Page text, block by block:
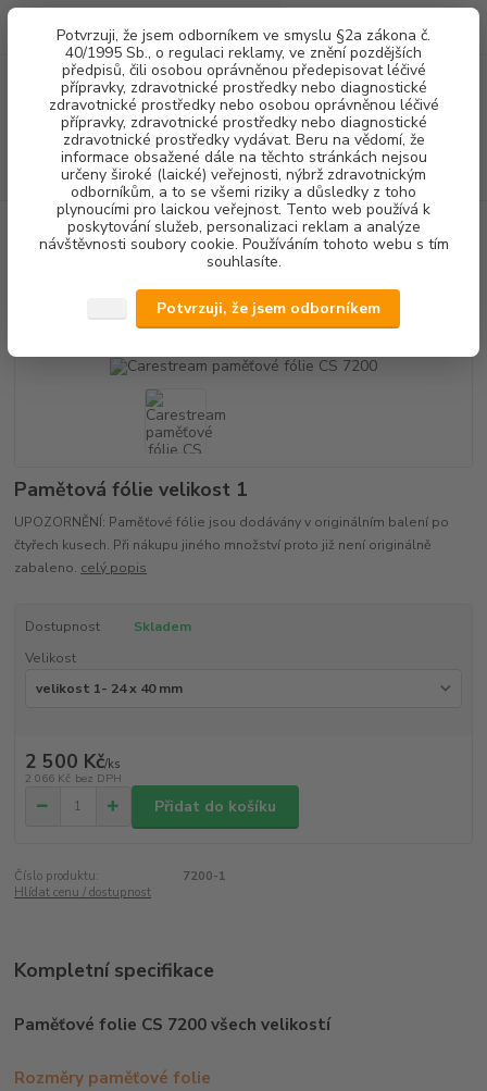
Potvrzuji, že jsem odborníkem ve smyslu §2a zákona č.
40/1995 Sb., o regulaci reklamy, ve znění pozdějších
předpisů, čili osobou oprávněnou předepisovat léčivé
přípravky, zdravotnické prostředky nebo diagnostické
zdravotnické prostředky nebo osobou oprávněnou léčivé
přípravky, zdravotnické prostředky nebo diagnostické
zdravotnické prostředky vydávat. Beru na vědomí, že
informace obsažené dále na těchto stránkách nejsou
určeny široké (laické) veřejnosti, nýbrž zdravotnickým
odborníkům, a to se všemi riziky a důsledky z toho
plynoucími pro laickou veřejnost. Tento web používá k
poskytování služeb, personalizaci reklam a analýze
návštěvnosti soubory cookie. Používáním tohoto webu s tím
souhlasíte.
Potvrzuji, že jsem odborníkem
Menu
CZK
Hledat
(Po-Pá, 8-16 hod.)
za0,00 Kč
RENTGENOLOGIE Carestream paměťové fólie CS 7200
Carestream paměťové fólie CS
Pamětová fólie velikost 1
UPOZORNĚNÍ: Paměťové fólie jsou dodávány v originálním balení po
čtyřech kusech. Při nákupu jiného množství proto již není originálně
zabaleno. celý popis
Dostupnost
Skladem
Velikost
2 500 Kč/ks
2 066 Kč bez DPH
Přidat do košíku
Číslo produktu:
7200-1
Hlídat cenu / dostupnost
Kompletní specifikace
Paměťové folie CS 7200 všech velikostí
Rozměry paměťové folie